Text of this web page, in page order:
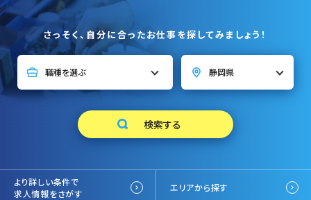
さっそく、自分に合ったお仕事を探してみましょう！
より詳しい条件で
求人情報をさがす
エリアから探す